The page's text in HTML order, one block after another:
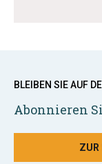
BLEIBEN SIE AUF
Abonnieren
ZUR